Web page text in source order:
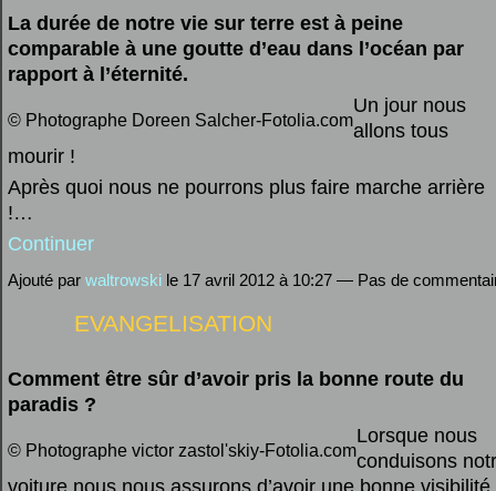
La durée de notre vie sur terre est à peine
comparable à une goutte d’eau dans l’océan par
rapport à l’éternité.
© Photographe Doreen Salcher-Fotolia.com
Un jour nous
allons tous
mourir !
Après quoi nous ne pourrons plus faire marche arrière
!…
Continuer
Ajouté par waltrowski le 17 avril 2012 à 10:27 — Pas de
EVANGELISATION
Comment être sûr d’avoir pris la bonne route du
paradis ?
© Photographe victor zastol'skiy-Fotolia.com
Lorsque nous
conduisons
voiture nous nous assurons d’avoir une bonne visibilité.